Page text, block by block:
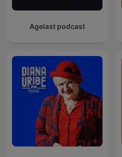
Agelast podcast